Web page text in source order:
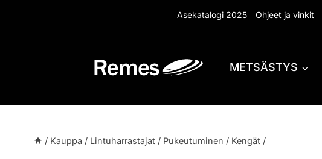
Asekatalogi 2025 Ohjeet ja vinkit
METSÄSTYS
/ Kauppa / Lintuharrastajat / Pukeutuminen / Kengät /